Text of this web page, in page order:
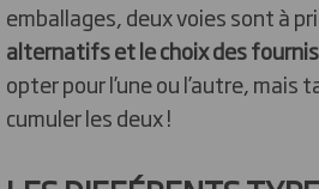
emballages, deux voies sont à
alternatifs et le choix des
opter pour l’une ou l’autre, mais
cumuler les deux !